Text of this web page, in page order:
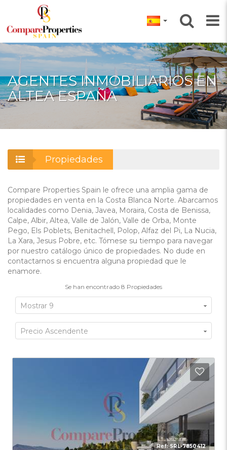
AGENTES INMOBILIARIOS EN
ALTEA ESPAÑA
Propiedades
Compare Properties Spain le ofrece una amplia gama de
propiedades en venta en la Costa Blanca Norte. Abarcamos
localidades como Denia, Javea, Moraira, Costa de Benissa,
Calpe, Albir, Altea, Valle de Jalón, Valle de Orba, Monte
Pego, Els Poblets, Benitachell, Polop, Alfaz del Pi, La Nucia,
La Xara, Jesus Pobre, etc. Tómese su tiempo para navegar
por nuestro catálogo único de propiedades. No dude en
contactarnos si encuentra alguna propiedad que le
enamore.
Se han encontrado 8 Propiedades
Mostrar 9
Precio Ascendente
Ref:SRL-7850412